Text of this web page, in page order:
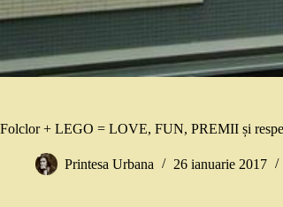
Folclor + LEGO = LOVE, FUN, PREMII și
Printesa Urbana 26 ianuarie 2017